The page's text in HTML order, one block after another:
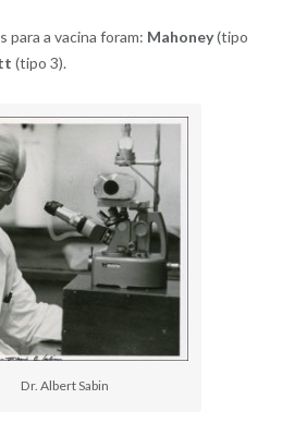
para a vacina foram: Mahoney(tipo
(tipo 3).
Albert Sabin